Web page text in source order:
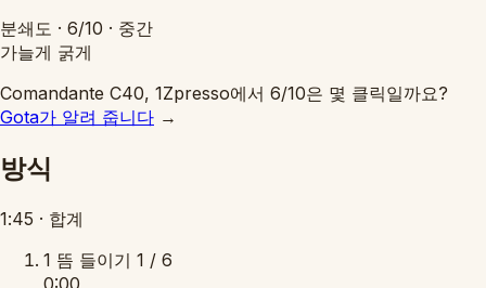
분쇄도 · 6/10 · 중간
가늘게 굵게
Comandante C40, 1Zpresso에서 6/10은 몇 클릭일까요?
Gota가 알려 줍니다 →
방식
1:45 · 합계
1 뜸 들이기 1 / 6